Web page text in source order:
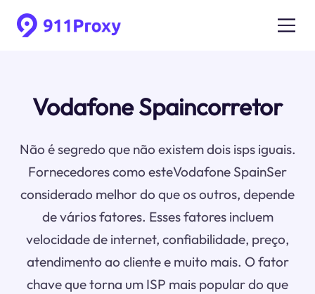
Vodafone Spaincorretor
Não é segredo que não existem dois isps iguais.
Fornecedores como esteVodafone SpainSer
considerado melhor do que os outros, depende
de vários fatores. Esses fatores incluem
velocidade de internet, confiabilidade, preço,
atendimento ao cliente e muito mais. O fator
chave que torna um ISP mais popular do que